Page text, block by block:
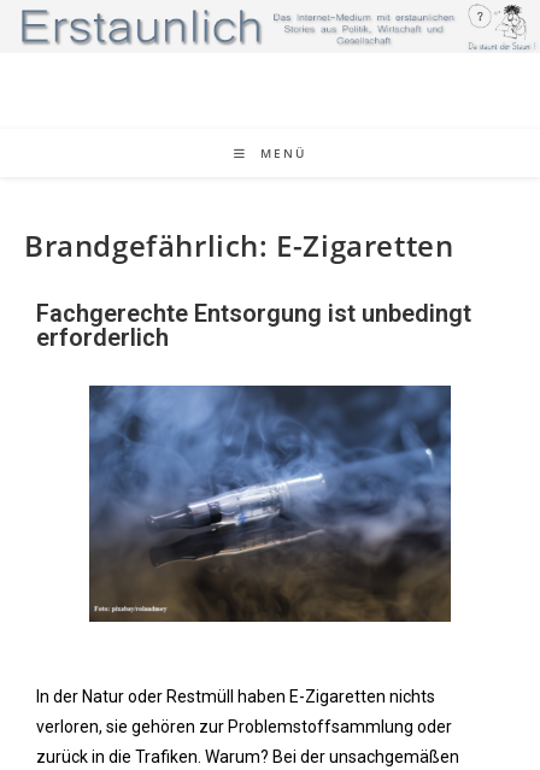
MENÜ
Brandgefährlich: E-Zigaretten
Fachgerechte Entsorgung ist unbedingt
erforderlich
In der Natur oder Restmüll haben E-Zigaretten nichts
verloren, sie gehören zur Problemstoffsammlung oder
zurück in die Trafiken. Warum? Bei der unsachgemäßen